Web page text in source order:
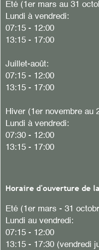
Eté (1er mars au 31
Lundi à vendredi:
07:15 - 12:00
13:15 - 17:00
Juillet-août:
07:15 - 12:00
13:15 - 17:00
Hiver (1er novembre au
Lundi à vendredi:
07:30 - 12:00
13:15 - 17:00
Horaire d'ouverture de
Eté (1er mars - 31
Lundi au vendredi:
07:15 - 12:00
13:15 - 17:30 (vendredi